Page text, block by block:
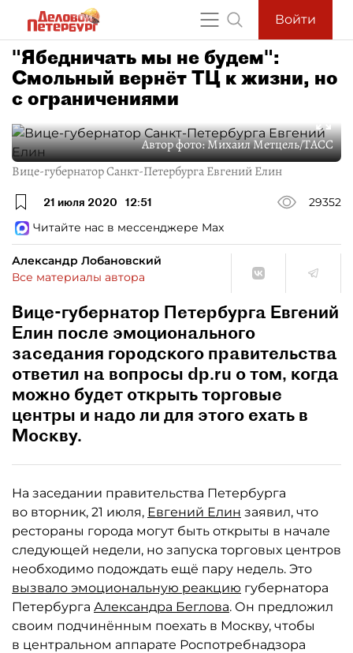
Войти
"Ябедничать мы не будем":
Смольный вернёт ТЦ к жизни, но
с ограничениями
Автор фото:Михаил Метцель/ТАСС
Вице-губернатор Санкт-Петербурга Евгений Елин
21 июля 2020 12:51
29352
Читайте нас в мессенджере Max
Александр Лобановский
Все материалы автора
Вице-губернатор Петербурга Евгений
Елин после эмоционального
заседания городского правительства
ответил на вопросы dp.ru о том, когда
можно будет открыть торговые
центры и надо ли для этого ехать в
Москву.
На заседании правительства Петербурга
во вторник, 21 июля, Евгений Елин заявил, что
рестораны города могут быть открыты в начале
следующей недели, но запуска торговых центров
необходимо подождать ещё пару недель. Это
вызвало эмоциональную реакцию губернатора
Петербурга Александра Беглова. Он предложил
своим подчинённым поехать в Москву, чтобы
в центральном аппарате Роспотребнадзора